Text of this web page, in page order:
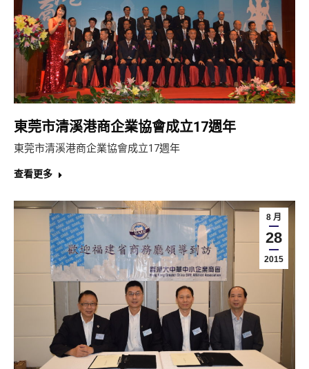
東莞市清溪港商企業協會成立17週年
東莞市清溪港商企業協會成立17週年
查看更多
8 月
28
2015